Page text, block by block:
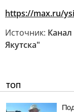
https://max.ru/
Источник:
Якутска"
ТОП